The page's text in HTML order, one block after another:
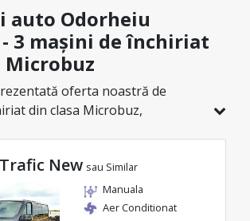
auto Odorheiu
- 3 mașini de închiriat
Microbuz
oferta noastră de
din clasa Microbuz,
categoria selectată, cu prețuri
pornesc de la doar 110€/zi.
New sau Similar
Manuala
Aer Conditionat